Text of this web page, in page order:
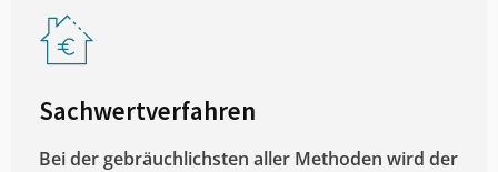
Sachwertverfahren
Bei der gebräuchlichsten aller Methoden wird der